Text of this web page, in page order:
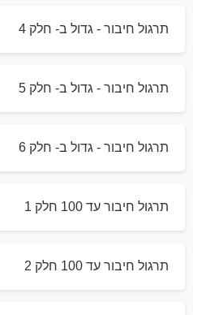
תרגול חיבור - גדול ב- חלק 4
תרגול חיבור - גדול ב- חלק 5
תרגול חיבור - גדול ב- חלק 6
תרגול חיבור עד 100 חלק 1
תרגול חיבור עד 100 חלק 2